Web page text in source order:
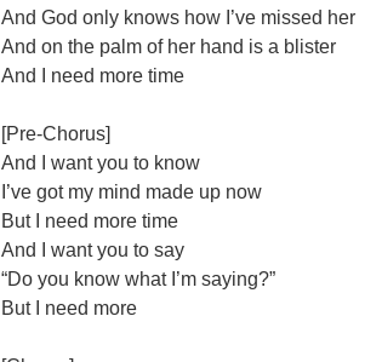
And God only knows how I’ve missed her
And on the palm of her hand is a blister
And I need more time
[Pre-Chorus]
And I want you to know
I’ve got my mind made up now
But I need more time
And I want you to say
“Do you know what I’m saying?”
But I need more